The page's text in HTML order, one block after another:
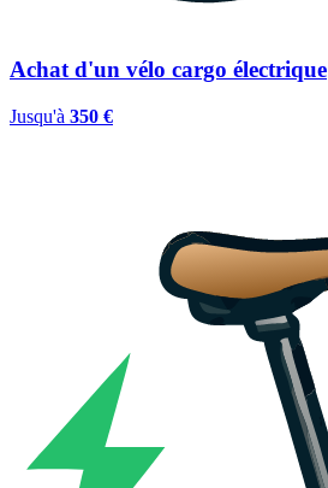
Achat d'un vélo cargo électrique
Jusqu'à 350 €